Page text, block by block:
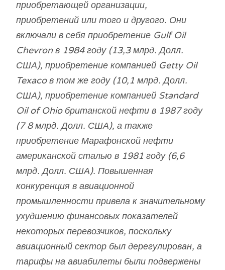
приобретающей организации,
приобретений или того и другого. Они
включали в себя приобретение Gulf Oil
Chevron в 1984 году (13,3 млрд. Долл.
США), приобретение компанией Getty Oil
Texaco в том же году (10,1 млрд. Долл.
США), приобретение компанией Standard
Oil of Ohio британской нефти в 1987 году
(7 8 млрд. Долл. США), а также
приобретение Марафонской нефти
американской сталью в 1981 году (6,6
млрд. Долл. США). Повышенная
конкуренция в авиационной
промышленности привела к значительному
ухудшению финансовых показателей
некоторых перевозчиков, поскольку
авиационный сектор был дерегулирован, а
тарифы на авиабилеты были подвержены